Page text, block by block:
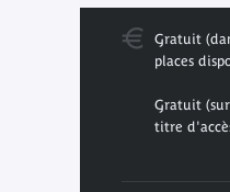
Gratuit
places
Gratuit
titre